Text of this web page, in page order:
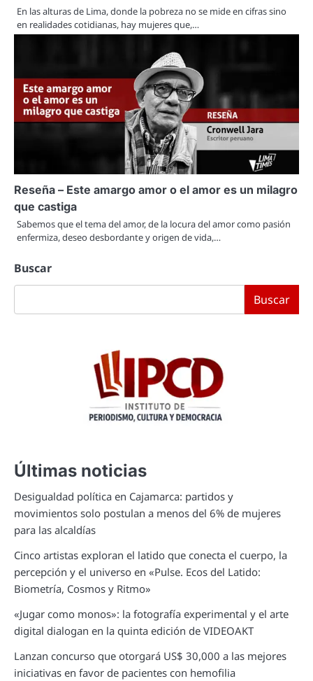
En las alturas de Lima, donde la pobreza no se mide en cifras sino
en realidades cotidianas, hay mujeres que,…
Reseña – Este amargo amor o el amor es un milagro
que castiga
Sabemos que el tema del amor, de la locura del amor como pasión
enfermiza, deseo desbordante y origen de vida,…
Buscar
Buscar
Últimas noticias
Desigualdad política en Cajamarca: partidos y
movimientos solo postulan a menos del 6% de mujeres
para las alcaldías
Cinco artistas exploran el latido que conecta el cuerpo, la
percepción y el universo en «Pulse. Ecos del Latido:
Biometría, Cosmos y Ritmo»
«Jugar como monos»: la fotografía experimental y el arte
digital dialogan en la quinta edición de VIDEOAKT
Lanzan concurso que otorgará US$ 30,000 a las mejores
iniciativas en favor de pacientes con hemofilia